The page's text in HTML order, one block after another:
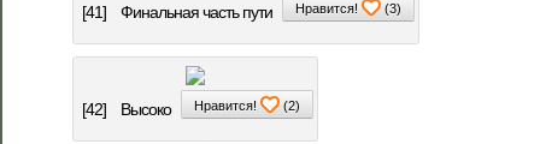
[41] Финальная часть пути Нравится! (3)
[42] Высоко Нравится! (2)